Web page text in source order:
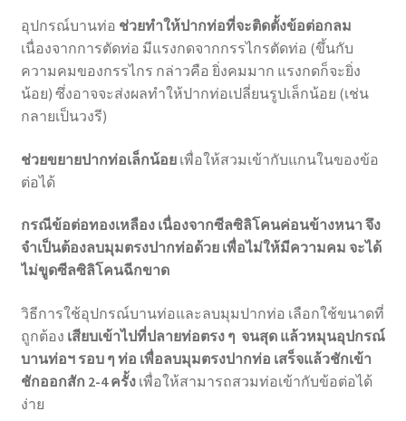
อุปกรณ์บานท่อ ช่วยทำให้ปากท่อที่จะติดตั้งข้อต่อกลม
เนื่องจากการตัดท่อ มีแรงกดจากกรรไกรตัดท่อ (ขึ้นกับ
ความคมของกรรไกร กล่าวคือ ยิ่งคมมาก แรงกดก็จะยิ่ง
น้อย) ซึ่งอาจจะส่งผลทำให้ปากท่อเปลี่ยนรูปเล็กน้อย (เช่น
กลายเป็นวงรี)
ช่วยขยายปากท่อเล็กน้อย เพื่อให้สวมเข้ากับแกนในของข้อ
ต่อได้
กรณีข้อต่อทองเหลือง เนื่องจากซีลซิลิโคนค่อนข้างหนา จึง
จำเป็นต้องลบมุมตรงปากท่อด้วย เพื่อไม่ให้มีความคม จะได้
ไม่ขูดซีลซิลิโคนฉีกขาด
วิธีการใช้อุปกรณ์บานท่อและลบมุมปากท่อ เลือกใช้ขนาดที่
ถูกต้อง เสียบเข้าไปที่ปลายท่อตรง ๆ จนสุด แล้วหมุนอุปกรณ์
บานท่อฯ รอบ ๆ ท่อ เพื่อลบมุมตรงปากท่อ เสร็จแล้วชักเข้า
ชักออกสัก 2-4 ครั้งเพื่อให้สามารถสวมท่อเข้ากับข้อต่อได้
ง่าย